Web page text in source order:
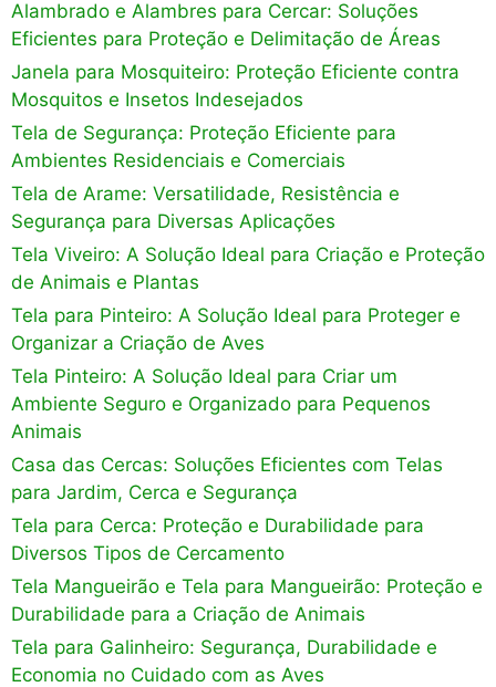
Alambrado e Alambres para Cercar: Soluções
Eficientes para Proteção e Delimitação de Áreas
Janela para Mosquiteiro: Proteção Eficiente contra
Mosquitos e Insetos Indesejados
Tela de Segurança: Proteção Eficiente para
Ambientes Residenciais e Comerciais
Tela de Arame: Versatilidade, Resistência e
Segurança para Diversas Aplicações
Tela Viveiro: A Solução Ideal para Criação e Proteção
de Animais e Plantas
Tela para Pinteiro: A Solução Ideal para Proteger e
Organizar a Criação de Aves
Tela Pinteiro: A Solução Ideal para Criar um
Ambiente Seguro e Organizado para Pequenos
Animais
Casa das Cercas: Soluções Eficientes com Telas
para Jardim, Cerca e Segurança
Tela para Cerca: Proteção e Durabilidade para
Diversos Tipos de Cercamento
Tela Mangueirão e Tela para Mangueirão: Proteção e
Durabilidade para a Criação de Animais
Tela para Galinheiro: Segurança, Durabilidade e
Economia no Cuidado com as Aves